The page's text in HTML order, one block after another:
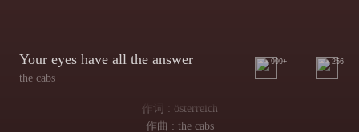
Your eyes have all the answer
the cabs
999+ 256
作词 : österreich
作曲 : the cabs